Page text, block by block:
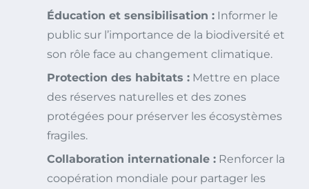
Éducation et sensibilisation : Informer le
public sur l’importance de la biodiversité et
son rôle face au changement climatique.
Protection des habitats : Mettre en place
des réserves naturelles et des zones
protégées pour préserver les écosystèmes
fragiles.
Collaboration internationale : Renforcer la
coopération mondiale pour partager les